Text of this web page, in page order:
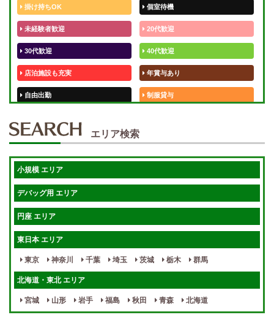
掛け持ちOK 個室待機
未経験者歓迎 20代歓迎
30代歓迎 40代歓迎
店泊施設も充実 年賞与あり
自由出勤 制服貸与
短期OK 入店祝金あり
週1～OK 健全店で安心！
宿泊相談可 保証制度完備
指名料100％バック！ 寮完備
女性スタッフがいる！ 終電後店泊OK
週１～OK 自宅待機OK
エリア検索
小規模 エリア
デバッグ用 エリア
円座 エリア
東日本 エリア
東京 神奈川 千葉 埼玉 茨城 栃木 群馬
北海道・東北 エリア
宮城 山形 岩手 福島 秋田 青森 北海道